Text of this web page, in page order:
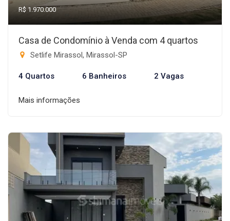
R$ 1.970.000
Casa de Condomínio à Venda com 4 quartos
Setlife Mirassol, Mirassol-SP
4 Quartos 6 Banheiros 2 Vagas
Mais informações